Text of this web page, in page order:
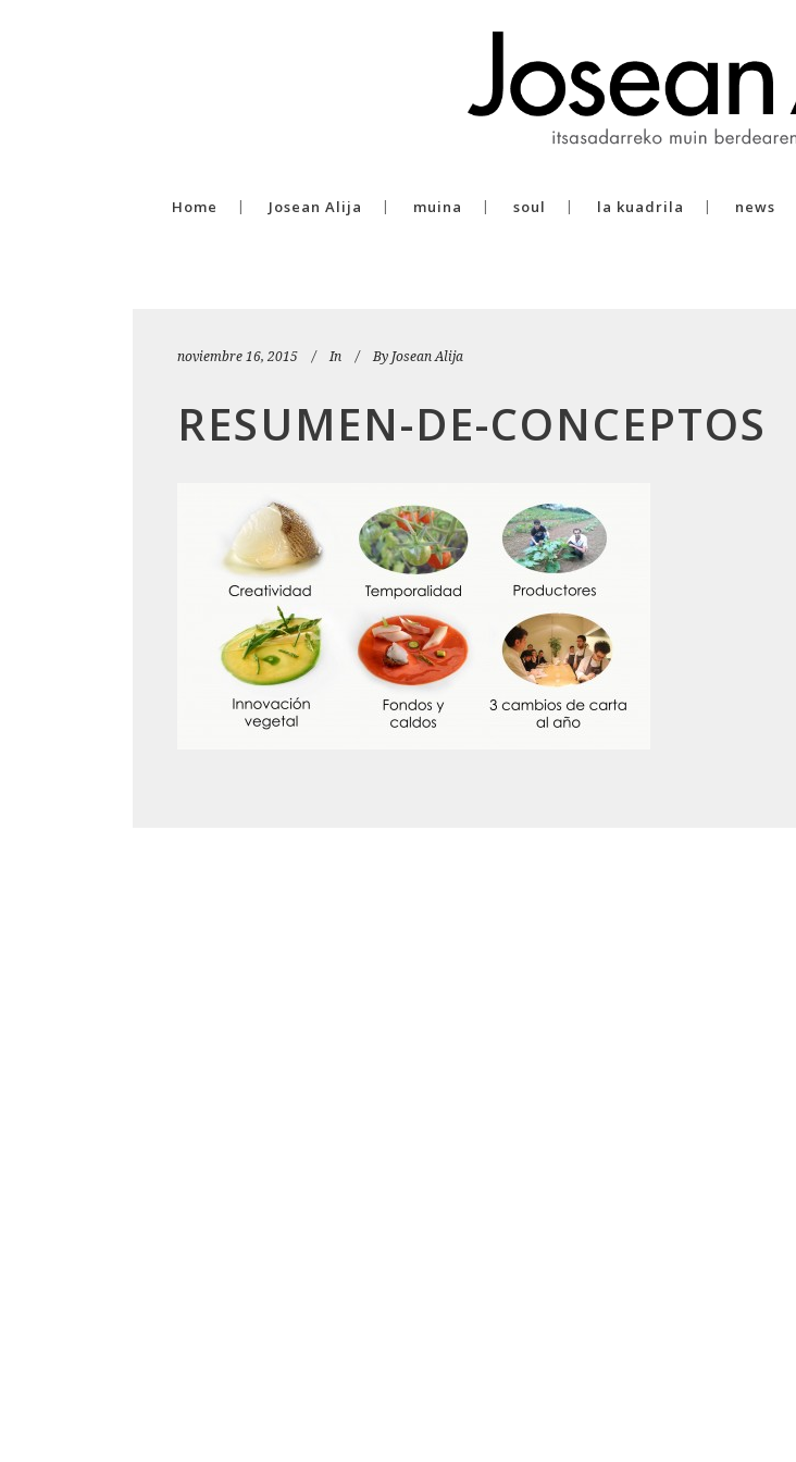
Home Josean Alija muina soul la kuadrila news
noviembre 16, 2015 In By Josean Alija
RESUMEN-DE-CONCEPTOS